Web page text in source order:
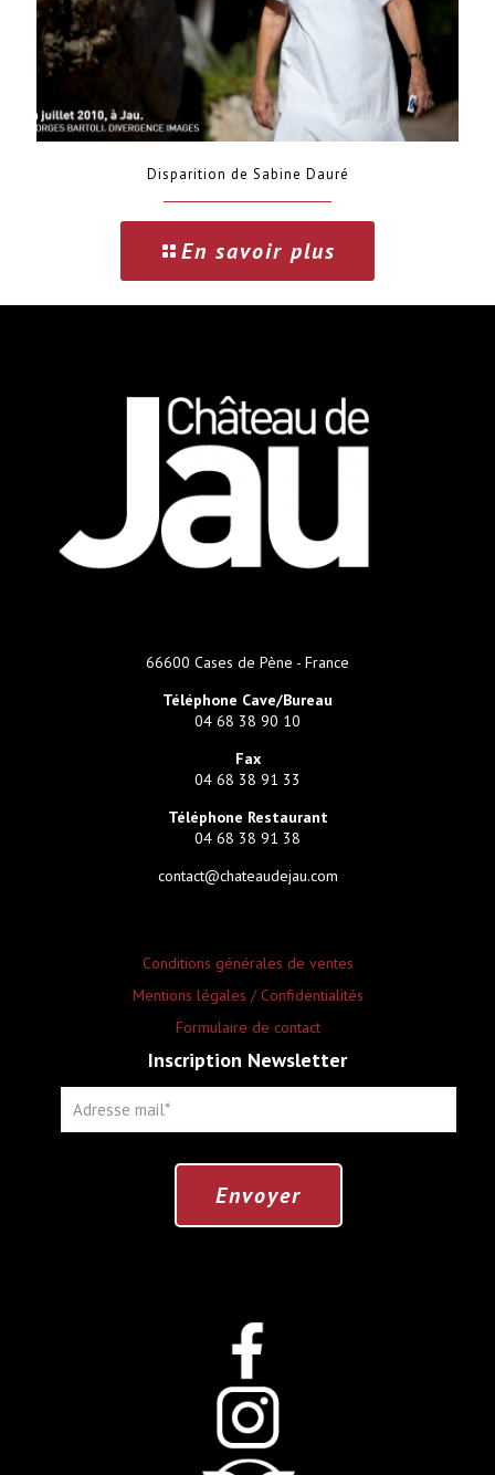
Disparition de Sabine Dauré
En savoir plus
66600 Cases de Pène - France
Téléphone Cave/Bureau
04 68 38 90 10
Fax
04 68 38 91 33
Téléphone Restaurant
04 68 38 91 38
contact@chateaudejau.com
Conditions générales de ventes
Mentions légales / Confidentialités
Formulaire de contact
Inscription Newsletter